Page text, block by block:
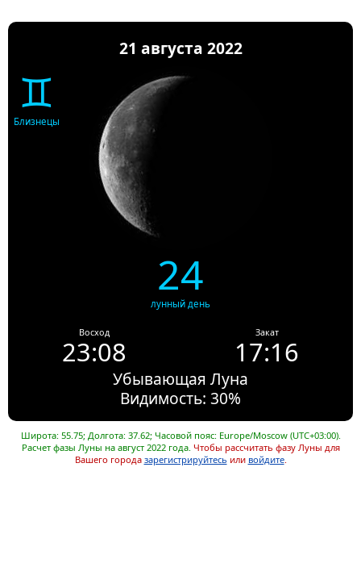
21 августа 2022
♊
Близнецы
24
лунный день
Восход
23:08
Закат
17:16
Убывающая Луна
Видимость: 30%
Широта: 55.75; Долгота: 37.62; Часовой пояс: Europe/Moscow (UTC+03:00).
Расчет фазы Луны на август 2022 года. Чтобы рассчитать фазу Луны для
Вашего города зарегистрируйтесь или войдите.